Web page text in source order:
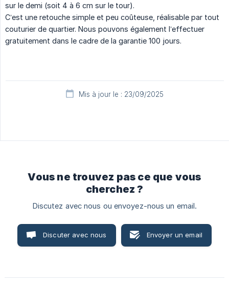
sur le demi (soit 4 à 6 cm sur le tour).
C’est une retouche simple et peu coûteuse, réalisable par tout
couturier de quartier. Nous pouvons également l’effectuer
gratuitement dans le cadre de la garantie 100 jours.
Mis à jour le : 23/09/2025
Vous ne trouvez pas ce que vous
cherchez ?
Discutez avec nous ou envoyez-nous un email.
Discuter avec nous Envoyer un email